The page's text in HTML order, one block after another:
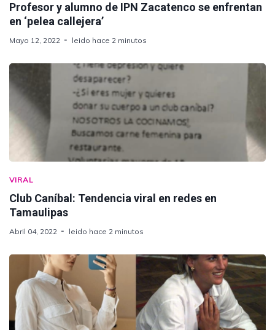
Profesor y alumno de IPN Zacatenco se enfrentan
en ‘pelea callejera’
Mayo 12, 2022 leido hace 2 minutos
VIRAL
Club Caníbal: Tendencia viral en redes en
Tamaulipas
Abril 04, 2022 leido hace 2 minutos